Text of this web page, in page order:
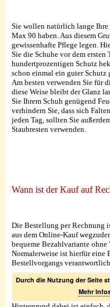
Sie wollen natürlich lange
Max 90 haben. Aus diesem
gewissenhafte Pflege legen.
Sie die Schuhe vor dem
hundertprozentigen Schutz
schon einmal ein guter Schutz
Am besten verwenden Sie für
diese Weise bleibt der Glanz
Sie Ihrem Schuh genügend
verhindern Sie, dass sich
jeden Tag, sollten Sie
Staubresten verwenden.
Wann ist der Kauf auf
Die Bestellung per Rechnung
aus dem Online-Kauf
bequeme Bezahlvariante ohne
Normalerweise ist hierfür
Bestellvorgangs verantwortlich.
Durch die Nutzung der Seite
Mehr